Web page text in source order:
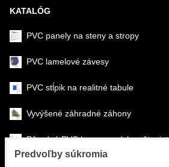
KATALÓG
PVC panely na steny a stropy
PVC lamelové závesy
PVC stĺpik na realitné tabule
Vyvýšené záhradné záhony
Pôrodné PVC boxy na odchov šteniat
Predvoľby súkromia